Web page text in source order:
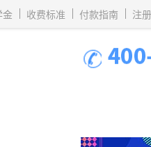
金 收费标准 付款指南 注册